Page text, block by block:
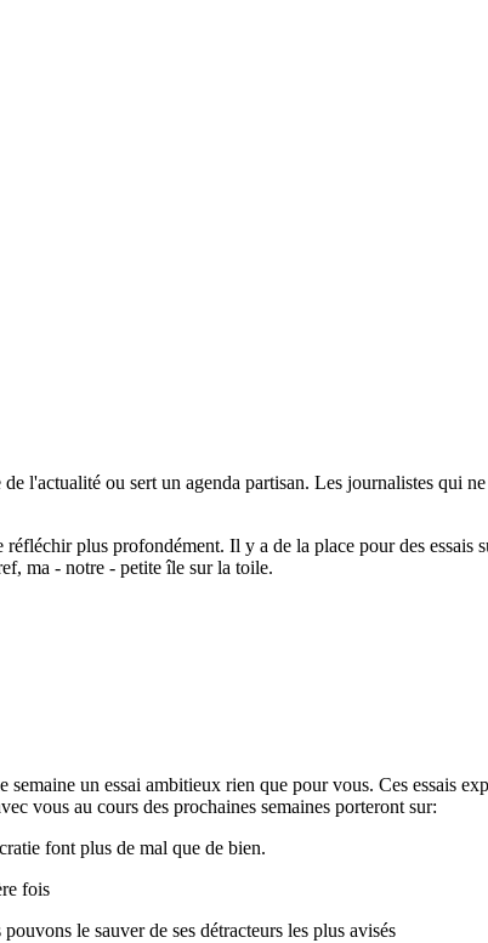
l'actualité ou sert un agenda partisan. Les journalistes qui
plus profondément. Il y a de la place pour des
ma - notre - petite île sur la toile.
semaine un essai ambitieux rien que pour vous. Ces essais
vous au cours des prochaines semaines porteront sur:
font plus de mal que de bien.
fois
le sauver de ses détracteurs les plus avisés